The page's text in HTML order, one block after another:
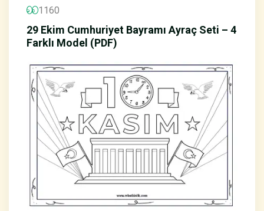
1160
29 Ekim Cumhuriyet Bayramı Ayraç Seti – 4
Farklı Model (PDF)